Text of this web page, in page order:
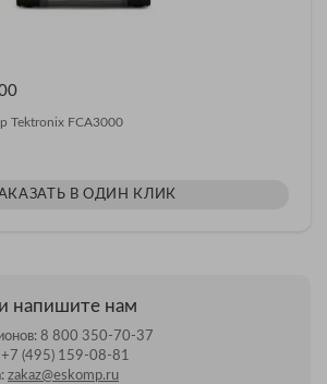
Tektronix FCA3000
В ОДИН КЛИК
напишите нам
8 800 350-70-37
+7 (495) 159-08-81
zakaz@eskomp.ru